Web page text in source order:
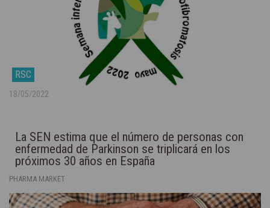
RSC
18/05/2022
La SEN estima que el número de personas con
enfermedad de Parkinson se triplicará en los
próximos 30 años en España
PHARMA MARKET